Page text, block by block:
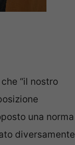
“il nostro
una norma
diversamente